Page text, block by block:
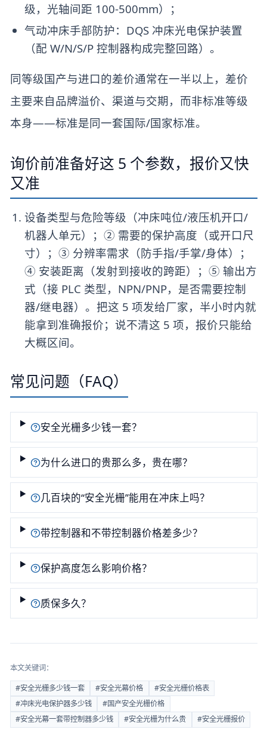
级，光轴间距 100-500mm）；
气动冲床手部防护：DQS 冲床光电保护装置
（配 W/N/S/P 控制器构成完整回路）。
同等级国产与进口的差价通常在一半以上，差价
主要来自品牌溢价、渠道与交期，而非标准等级
本身——标准是同一套国际/国家标准。
询价前准备好这 5 个参数，报价又快
又准
设备类型与危险等级（冲床吨位/液压机开口/
机器人单元）；② 需要的保护高度（或开口尺
寸）；③ 分辨率需求（防手指/手掌/身体）；
④ 安装距离（发射到接收的跨距）；⑤ 输出方
式（接 PLC 类型，NPN/PNP，是否需要控制
器/继电器）。把这 5 项发给厂家，半小时内就
能拿到准确报价；说不清这 5 项，报价只能给
大概区间。
常见问题（FAQ）
安全光栅多少钱一套？
为什么进口的贵那么多，贵在哪？
几百块的“安全光栅”能用在冲床上吗？
带控制器和不带控制器价格差多少？
保护高度怎么影响价格？
质保多久？
本文关键词：
#安全光栅多少钱一套 #安全光幕价格 #安全光栅价格表
#冲床光电保护器多少钱 #国产安全光栅价格
#安全光幕一套带控制器多少钱 #安全光栅为什么贵 #安全光栅报价